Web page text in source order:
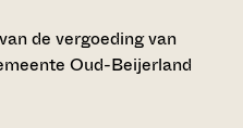
de vergoeding van
Oud-Beijerland